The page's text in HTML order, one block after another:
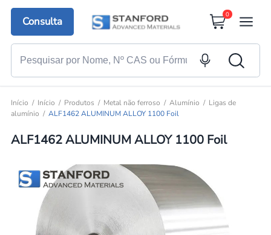
Consulta
0
Início Início Produtos Metal não ferroso Alumínio
Ligas de
alumínio
ALF1462 ALUMINUM ALLOY 1100 Foil
ALF1462 ALUMINUM ALLOY 1100 Foil